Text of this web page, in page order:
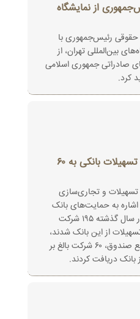
از نمایشگاه
رئیس‌جمهوری با
تهران، از
جمهوری اسلامی
اعطای ۱۴۰۰ میلیارد تومان تسهیلات بانکی به ۶۰
و تجاری‌سازی
به حمایت‌های بانک
ملت از دانش‌بنیان‌ها گفت: در سال گذشته ۱۹۵ شرکت‌
از این بانک شدند،
ضمن آنکه با اهرمی‌سازی منابع صندوق، ۶۰ شرکت بالغ بر